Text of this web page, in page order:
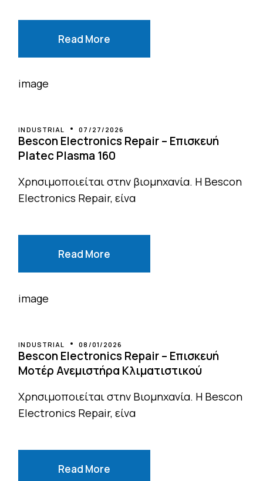
Read More
INDUSTRIAL 07/27/2026
Bescon Electronics Repair – Επισκευή
Platec Plasma 160
Χρησιμοποιείται στην βιομηχανία. Η Bescon
Electronics Repair, είνα
Read More
INDUSTRIAL 08/01/2026
Bescon Electronics Repair – Επισκευή
Μοτέρ Ανεμιστήρα Κλιματιστικού
Χρησιμοποιείται στην Βιομηχανία. Η Bescon
Electronics Repair, είνα
Read More